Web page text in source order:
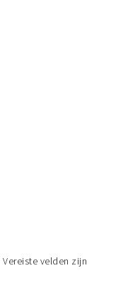
Vereiste velden zijn